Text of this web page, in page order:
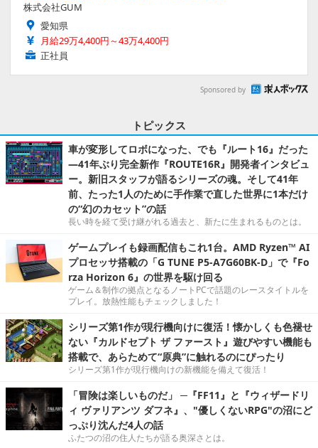
株式会社GUM
愛知県
月給29万4,400円～43万4,400円
正社員
Sponsored by
トピックス
車が変形してロボになった、でも『ルート16』だった
―41年ぶり完全新作『ROUTE16R』開発者インタビュ
ー。新旧スタッフが語るシリーズの魂。そして41年
前、たった1人のために手作業で直した世界に1本だけ
の“幻のカセット”の話
長い時を経て受け継がれる過去と、新たに生まれるものとは。
ゲームプレイも録画配信もこれ1台。AMD Ryzen™ AI
プロセッサ搭載の「G TUNE P5-A7G60BK-D」で『Fo
rza Horizon 6』の世界を駆け回る
ゲーム＆制作の拠点となるノートPCで話題のレースタイトルを
プレイ。放熱性能もチェックしました！
シリーズ第1作が現行機向けに復活！懐かしくも色褪せ
ない『カルドセプト ザ ファースト』遊びやすい機能も
搭載で、あらためて“原典”に触れるのにぴったり
シリーズ第1作が現行機向けの新機能を備えて復活！
「冒険は楽しいものだ」 ─『FF11』と『ウィザードリ
ィ ヴァリアンツ ダフネ』、"優しくないRPG"の沼にど
っぷり沈んだ4人の話
ふたつの沼の住人たちが語る奥深さとは。